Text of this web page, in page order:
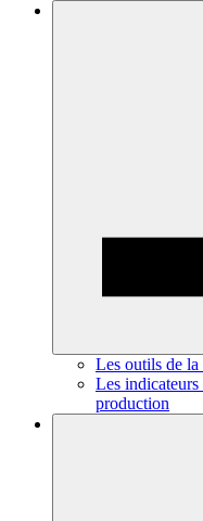
Les outils de la
Les indicateurs
production